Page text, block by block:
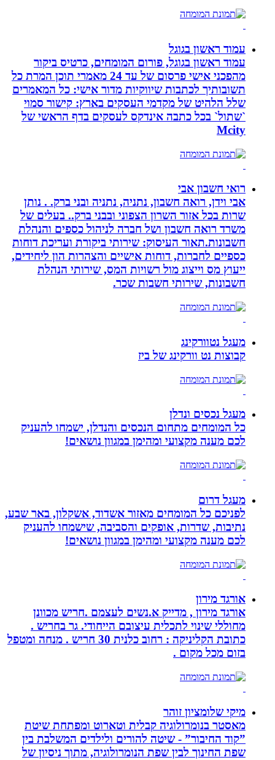
עמוד ראשון בגוגל
עמוד ראשון בגוגל, פורום המומחים, כרטיס ביקור
מהפכני אישי פרסום של עד 24 מאמרי תוכן המרת כל
תשובותיך לכתבות שיווקיות מדור אישי: כל המאמרים
שלל הלהיט של מקדמי העסקים בארץ: קישור סמוי
`שתול` בכל כתבה אינדקס לעסקים בדף הראשי של
Mcity
רואי חשבון אבי
אבי וידן, רואה חשבון, נתניה, נתניה ובני ברק. . נותן
שרות בכל אזור השרון הצפוני ובבני ברק.. בעלים של
משרד רואה חשבון ושל חברה לניהול כספים והנהלת
חשבונות.תאור העיסוק: שירותי ביקורת ועריכת דוחות
כספיים לחברות, דוחות אישיים והצהרות הון ליחידים,
ייעוץ מס וייצוג מול רשויות המס, שירותי הנהלת
חשבונות, שירותי חשבות שכר.
מעגל נטוורקינג
קבוצות נט וורקינג של ביז
מעגל נכסים ונדלן
כל המומחים מתחום הנכסים והנדלן, ישמחו להעניק
לכם מענה מקצועי ומהימן במגוון נושאים!
מעגל דרום
לפניכם כל המומחים מאזור אשדוד, אשקלון, באר שבע,
נתיבות, שדרות, אופקים והסביבה, שישמחו להעניק
לכם מענה מקצועי ומהימן במגוון נושאים!
אורגד מירון
אורגד מירון , מדייק א.נשים לעצמם .חריש מכוונן
מחוללי שינוי לתכלית עיצובם הייחודי. גר בחריש .
כתובת הקליניקה : רחוב כלנית 30 חריש . מנחה ומטפל
בזום מכל מקום .
מיקי שלומציון זוהר
מאסטר בנומרולוגיה קבלית וטארוט ומפתחת שיטת
”קוד החיבור” - שיטה להורים ולילדים המשלבת בין
שפת החינוך לבין שפת הנומרולוגיה, מתוך ניסיון של